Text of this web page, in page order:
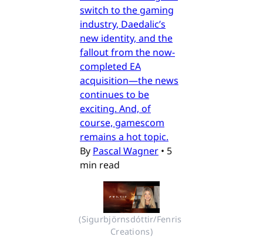
switch to the gaming
industry, Daedalic’s
new identity, and the
fallout from the now-
completed EA
acquisition—the news
continues to be
exciting. And, of
course, gamescom
remains a hot topic.
By Pascal Wagner • 5
min read
(Sigurbjörnsdóttir/Fenris
Creations)